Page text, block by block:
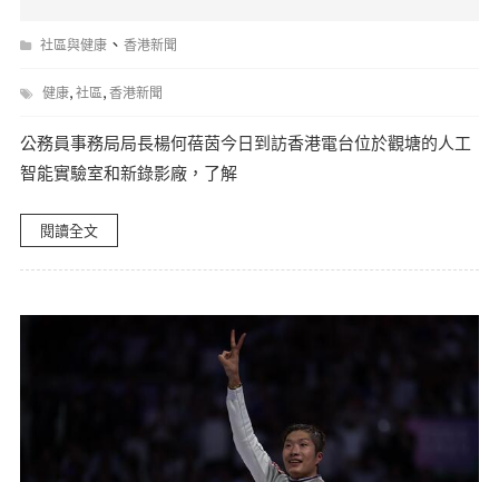
社區與健康、 香港新聞
健康, 社區, 香港新聞
公務員事務局局長楊何蓓茵今日到訪香港電台位於觀塘的人工
智能實驗室和新錄影廠，了解
閱讀全文